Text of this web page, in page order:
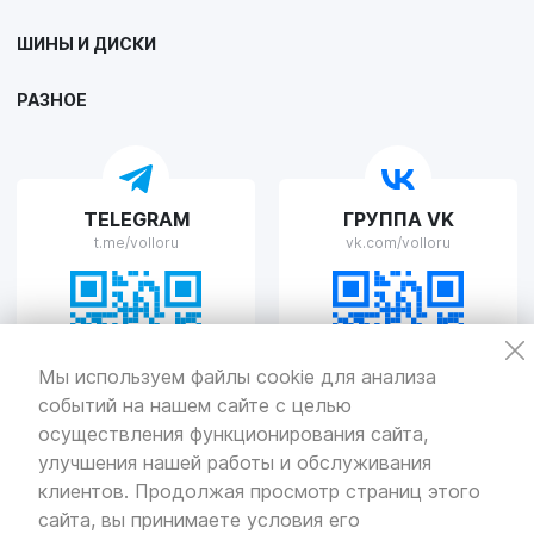
Мы используем файлы cookie для анализа
событий на нашем сайте с целью
осуществления функционирования сайта,
улучшения нашей работы и обслуживания
клиентов. Продолжая просмотр страниц этого
сайта, вы принимаете условия его
г. Липецк, улица Осипенко, д.8
VOLLO Рязань
г. Рязань, улица Островского, д.109/2
Пн-Пт с 9:00 до 20:00, Сб-Вс выходной
VOLLO Тверь
г. Тверь, проспект Николая Корыткова, 17А
Пн-Пт с 9:00 до 19:00 Сб-Вс с 10:00 до 19:00
ШИНЫ И ДИСКИ
РАЗНОЕ
TELEGRAM
t.me/volloru
ГРУППА VK
vk.com/volloru
Политикаконфиденциальности
Разработкаи продвижение — «SeoOlimp»